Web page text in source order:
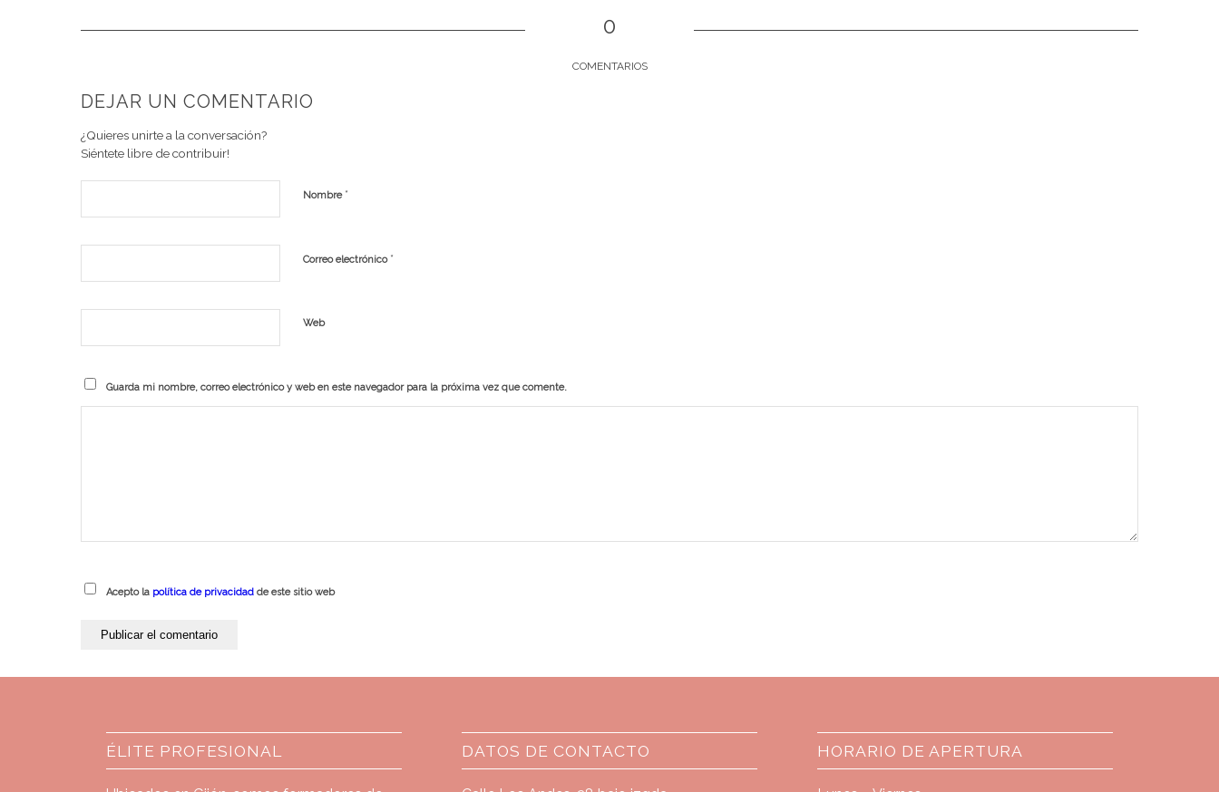
0
COMENTARIOS
DEJAR UN COMENTARIO
¿Quieres unirte a la conversación?
Siéntete libre de contribuir!
Nombre *
Correo electrónico *
Web
Guarda mi nombre, correo electrónico y web en este navegador para la próxima vez que comente.
Acepto la política de privacidadde este sitio web
ÉLITE PROFESIONAL DATOS DE CONTACTO HORARIO DE APERTURA